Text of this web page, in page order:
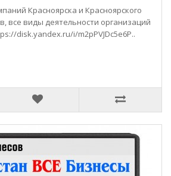
Красноярска и Красноярского
все виды деятельности организаций
disk.yandex.ru/i/m2pPVJDc5e6P..